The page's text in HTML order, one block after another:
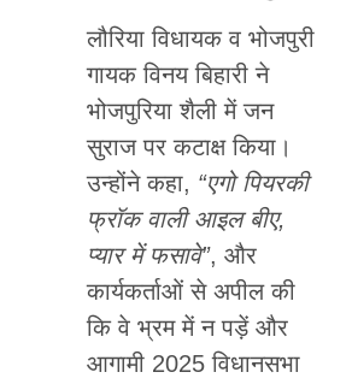
लौरिया विधायक व भोजपुरी
गायक विनय बिहारी ने
भोजपुरिया शैली में जन
सुराज पर कटाक्ष किया।
उन्होंने कहा, “एगो पियरकी
फ्रॉक वाली आइल बीए,
प्यार में फसावे”, और
कार्यकर्ताओं से अपील की
कि वे भ्रम में न पड़ें और
आगामी 2025 विधानसभा